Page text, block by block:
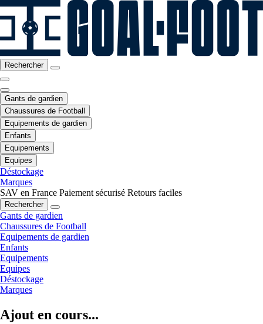
Rechercher
Gants de gardien
Chaussures de Football
Equipements de gardien
Enfants
Equipements
Equipes
Déstockage
Marques
SAV en France Paiement sécurisé Retours faciles
Rechercher
Gants de gardien
Chaussures de Football
Equipements de gardien
Enfants
Equipements
Equipes
Déstockage
Marques
Ajout en cours...